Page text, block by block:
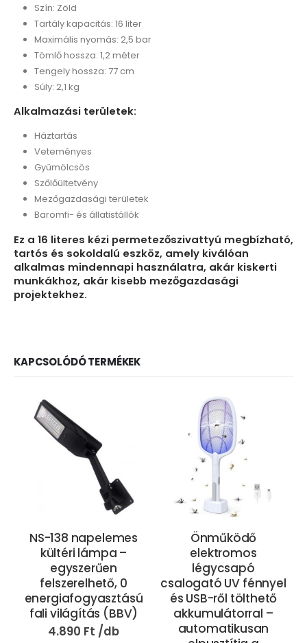
Szín: Zöld
Tartály kapacitás: 16 liter
Maximális nyomás: 2,5 bar
Tömlő hossza: 1,2 méter
Tengely hossza: 77 cm
Súly: 2,1 kg
Alkalmazási területek:
Háztartás
Veteményes
Gyümölcsös
Szőlőültetvény
Mezőgazdasági területek
Baromfi- és állatistállók
Ez a 16 literes kézi permetezőszivattyú megbízható,
tartós és sokoldalú eszköz, amely kiválóan
alkalmas mindennapi használatra, akár kiskerti
munkákhoz, akár kisebb mezőgazdasági
projektekhez.
KAPCSOLÓDÓ TERMÉKEK
NS-138 napelemes
kültéri lámpa –
egyszerűen
felszerelhető, 0
energiafogyasztású
fali világítás (BBV)
4.890 Ft
Önműködő
elektromos
légycsapó
csalogató UV fénnyel
és USB-ről tölthető
akkumulátorral –
automatikusan